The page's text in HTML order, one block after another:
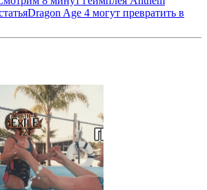
Dragon Age 4 могут превратить в